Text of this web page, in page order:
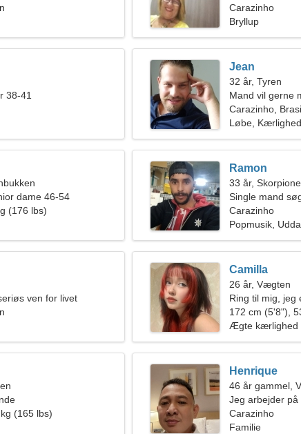
mad
Carazinho
Bryllup
38-41
Jean
32 år, Tyren
Mand vil gerne
Carazinho,
Løbe, Kærlighed
dame 46-54
(176 lbs)
Ramon
33 år,
Single mand
Carazinho
Popmusik,
ven for livet
Camilla
26 år, Vægten
Ring til mig, jeg
172 cm (5'8"),
Ægte kærlighed
(165 lbs)
Henrique
46 år gammel,
Jeg arbejder
perfekt kvinde
Carazinho
Familie